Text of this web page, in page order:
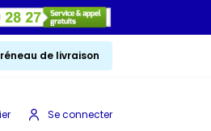
de livraison
Se connecter